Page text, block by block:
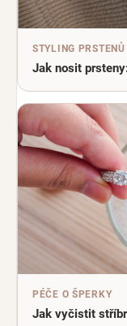
STYLING PRSTENŮ
Jak nosit
PÉČE O ŠPERKY
Jak vyčistit